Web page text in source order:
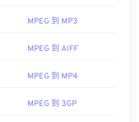
MPEG 到 MP3
MPEG 到 AIFF
MPEG 到 MP4
MPEG 到 3GP